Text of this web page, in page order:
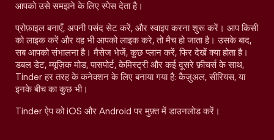
आपको उसे समझने के लिए स्पेस देता है।
प्रोफ़ाइल बनाएँ, अपनी पसंद सेट करें, और स्वाइप करना शुरू करें। आप किसी
को लाइक करें और वह भी आपको लाइक करे, तो मैच हो जाता है। उसके बाद,
सब आपको संभालना है। मैसेज भेजें, कुछ प्लान करें, फिर देखें क्या होता है।
डबल डेट, म्यूज़िक मोड, पासपोर्ट, केमिस्ट्री और कई दूसरे फ़ीचर्स के साथ,
Tinder हर तरह के कनेक्शन के लिए बनाया गया है: कैज़ुअल, सीरियस, या
इनके बीच का कुछ भी।
Tinder ऐप को iOS और Android पर मुफ़्त में डाउनलोड करें।